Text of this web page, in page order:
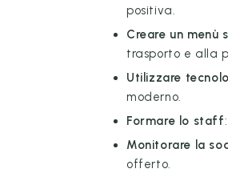
positiva.
Creare un menù
trasporto e alla
Utilizzare
moderno.
Formare lo staff
Monitorare la
offerto.